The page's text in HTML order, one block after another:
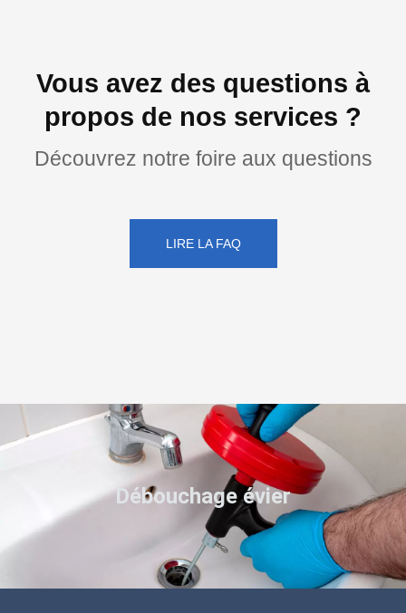
Vous avez des questions à
propos de nos services ?
Découvrez notre foire aux questions
LIRE LA FAQ
Débouchage évier